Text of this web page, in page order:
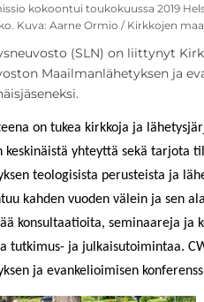
kokoontui toukokuussa 2019
Kuva: Aarne Ormio / Kirkkojen
(SLN) on liittynyt
Maailmanlähetyksen ja
on tukea kirkkoja ja
keskinäistä yhteyttä sekä tarjota
teologisista perusteista ja
kahden vuoden välein ja sen
konsultaatioita, seminaareja ja
tutkimus- ja julkaisutoimintaa.
ja evankelioimisen